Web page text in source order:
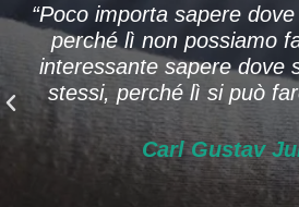
“Poco importa sapere dove
perché lì non possiamo
interessante sapere dove
stessi, perché lì si può
Carl Gustav